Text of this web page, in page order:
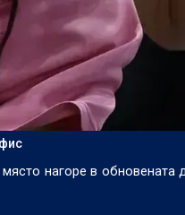
нагоре в обновената